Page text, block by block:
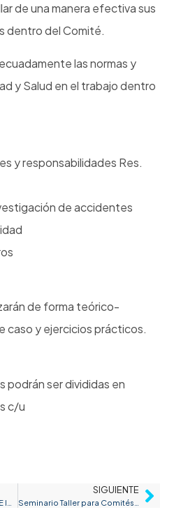
de una manera efectiva sus
dentro del Comité.
las normas y
y Salud en el trabajo dentro
y responsabilidades Res.
de accidentes
de forma teórico-
caso y ejercicios prácticos.
podrán ser divididas en
c/u
SIGUIENTE